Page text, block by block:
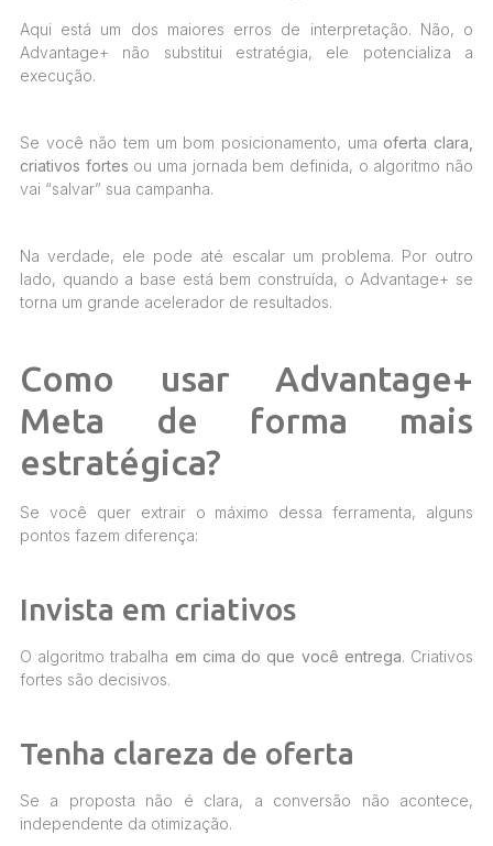
Aqui está um dos maiores erros de interpretação. Não, o
Advantage+ não substitui estratégia, ele potencializa a
execução.
Se você não tem um bom posicionamento, uma oferta clara,
criativos fortes ou uma jornada bem definida, o algoritmo não
vai “salvar” sua campanha.
Na verdade, ele pode até escalar um problema. Por outro
lado, quando a base está bem construída, o Advantage+ se
torna um grande acelerador de resultados.
Como usar Advantage+
Meta de forma mais
estratégica?
Se você quer extrair o máximo dessa ferramenta, alguns
pontos fazem diferença:
Invista em criativos
O algoritmo trabalha em cima do que você entrega. Criativos
fortes são decisivos.
Tenha clareza de oferta
Se a proposta não é clara, a conversão não acontece,
independente da otimização.